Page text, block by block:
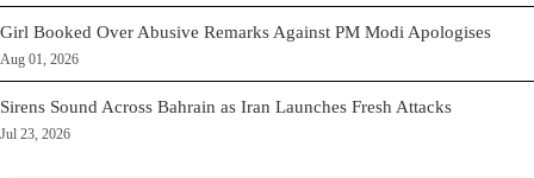
Girl Booked Over Abusive Remarks Against PM Modi Apologises
Aug 01, 2026
Sirens Sound Across Bahrain as Iran Launches Fresh Attacks
Jul 23, 2026